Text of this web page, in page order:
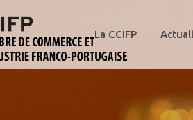
La CCIFP